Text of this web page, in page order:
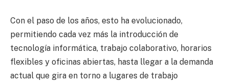
Con el paso de los años, esto ha evolucionado,
permitiendo cada vez más la introducción de
tecnología informática, trabajo colaborativo, horarios
flexibles y oficinas abiertas, hasta llegar a la demanda
actual que gira en torno a lugares de trabajo